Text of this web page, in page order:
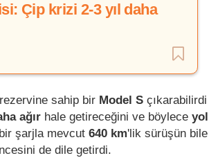
Çip krizi 2-3 yıl daha
sahip bir Model S çıkarabilirdi
ağır hale getireceğini ve böylece yol
şarjla mevcut 640 km'lik sürüşün bile
de dile getirdi.